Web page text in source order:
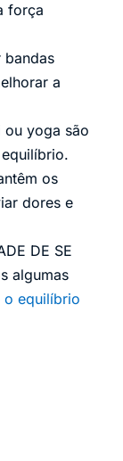
força
bandas
a
ou yoga são
os
dores e
DE SE
algumas
o equilíbrio